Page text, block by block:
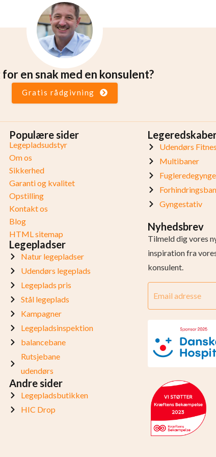
for en snak med en konsulent?
Gratis rådgivning
Populære sider
Legepladsudstyr
Om os
Sikkerhed
Garanti og kvalitet
Opstilling
Kontakt os
Blog
HTML sitemap
Legepladser
Natur legepladser
Udendørs legeplads
Legeplads pris
Stål legeplads
Kampagner
Legepladsinspektion
balancebane
Rutsjebane
udendørs
Andre sider
Legepladsbutikken
HIC Drop
Udendørs
Multibaner
Fugleredegynge
Gyngestativ
Nyhedsbrev
Tilmeld dig vores
inspiration fra
konsulent.